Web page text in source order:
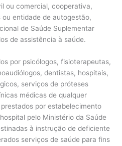
ou comercial, cooperativa,
entidade de autogestão,
de Saúde Suplementar
de assistência à saúde.
por psicólogos, fisioterapeutas,
dentistas, hospitais,
serviços de próteses
médicas de qualquer
por estabelecimento
pelo Ministério da Saúde
à instrução de deficiente
serviços de saúde para fins